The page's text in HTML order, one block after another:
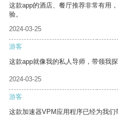
这款app的酒店、餐厅推荐非常有用
验。
2024-03-25
游客
这款app就像我的私人导师，带领我探
2024-03-25
游客
这款加速器VPM应用程序已经为我们